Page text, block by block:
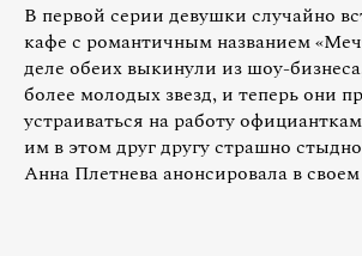
В первой серии девушки случайно
кафе с романтичным названием
деле обеих выкинули из шоу-
более молодых звезд, и теперь они
устраиваться на работу
им в этом друг другу страшно
Анна Плетнева анонсировала в